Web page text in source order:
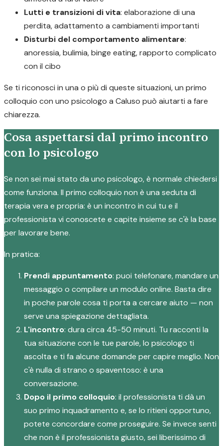
Lutti e transizioni di vita: elaborazione di una
perdita, adattamento a cambiamenti importanti
Disturbi del comportamento alimentare:
anoressia, bulimia, binge eating, rapporto complicato
con il cibo
Se ti riconosci in una o più di queste situazioni, un primo
colloquio con uno psicologo a Caluso può aiutarti a fare
chiarezza.
Cosa aspettarsi dal primo incontro
con lo psicologo
Se non sei mai stato da uno psicologo, è normale chiedersi
come funziona. Il primo colloquio non è una seduta di
terapia vera e propria: è un incontro in cui tu e il
professionista vi conoscete e capite insieme se c'è la base
per lavorare bene.
In pratica:
Prendi appuntamento: puoi telefonare, mandare un
messaggio o compilare un modulo online. Basta dire
in poche parole cosa ti porta a cercare aiuto — non
serve una spiegazione dettagliata.
L'incontro: dura circa 45-50 minuti. Tu racconti la
tua situazione con le tue parole, lo psicologo ti
ascolta e ti fa alcune domande per capire meglio. Non
c'è nulla di strano o spaventoso: è una
conversazione.
Dopo il primo colloquio: il professionista ti dà un
suo primo inquadramento e, se lo ritieni opportuno,
potete concordare come proseguire. Se invece senti
che non è il professionista giusto, sei liberissimo di